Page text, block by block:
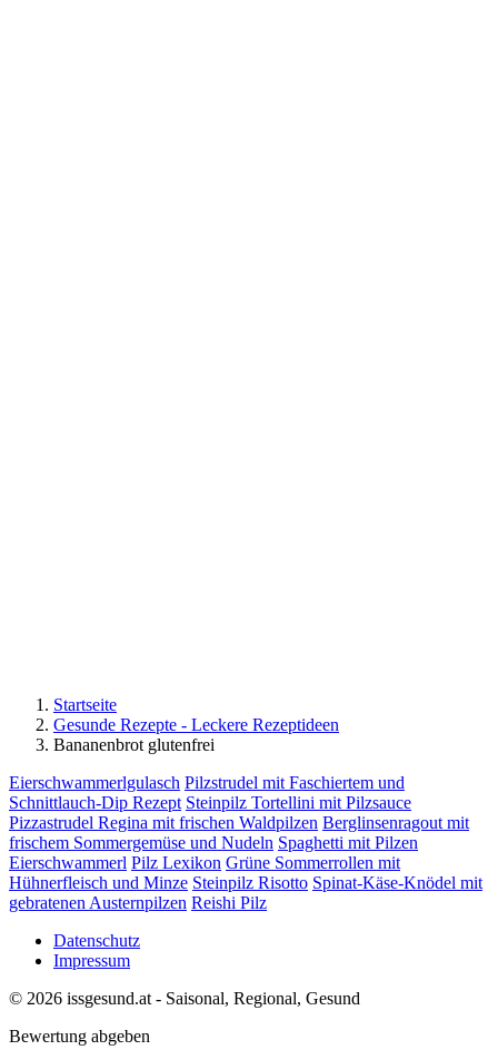
Startseite
Gesunde Rezepte - Leckere Rezeptideen
Bananenbrot glutenfrei
Eierschwammerlgulasch Pilzstrudel mit Faschiertem und
Schnittlauch-Dip Rezept Steinpilz Tortellini mit Pilzsauce
Pizzastrudel Regina mit frischen Waldpilzen Berglinsenragout mit
frischem Sommergemüse und Nudeln Spaghetti mit Pilzen
Eierschwammerl Pilz Lexikon Grüne Sommerrollen mit
Hühnerfleisch und Minze Steinpilz Risotto Spinat-Käse-Knödel mit
gebratenen Austernpilzen Reishi Pilz
Datenschutz
Impressum
© 2026 issgesund.at - Saisonal, Regional, Gesund
Bewertung abgeben